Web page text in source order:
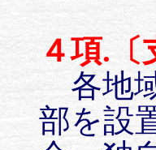
４項.〔
各地
部を設